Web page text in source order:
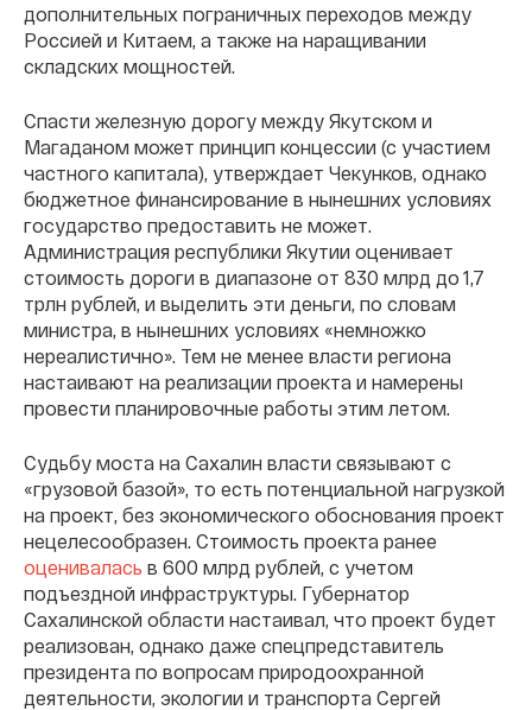
дополнительных пограничных переходов между
Россией и Китаем, а также на наращивании
складских мощностей.
Спасти железную дорогу между Якутском и
Магаданом может принцип концессии (с участием
частного капитала), утверждает Чекунков, однако
бюджетное финансирование в нынешних условиях
государство предоставить не может.
Администрация республики Якутии оценивает
стоимость дороги в диапазоне от 830 млрд до 1,7
трлн рублей, и выделить эти деньги, по словам
министра, в нынешних условиях «немножко
нереалистично». Тем не менее власти региона
настаивают на реализации проекта и намерены
провести планировочные работы этим летом.
Судьбу моста на Сахалин власти связывают с
«грузовой базой», то есть потенциальной нагрузкой
на проект, без экономического обоснования проект
нецелесообразен. Стоимость проекта ранее
оценивалась в 600 млрд рублей, с учетом
подъездной инфраструктуры. Губернатор
Сахалинской области настаивал, что проект будет
реализован, однако даже спецпредставитель
президента по вопросам природоохранной
деятельности, экологии и транспорта Сергей